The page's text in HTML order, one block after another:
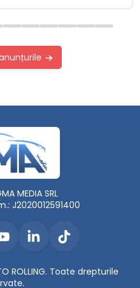
MEDIA SRL
J2020012591400
ROLLING. Toate drepturile